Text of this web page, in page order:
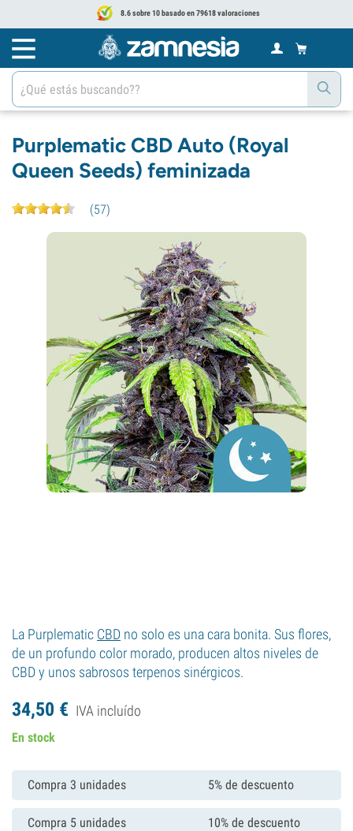
8.6 sobre 10 basado en 79618 valoraciones
Purplematic CBD Auto (Royal
Queen Seeds) feminizada
(57)
La Purplematic CBD no solo es una cara bonita. Sus flores,
de un profundo color morado, producen altos niveles de
CBD y unos sabrosos terpenos sinérgicos.
34,50 € IVA incluído
En stock
Compra 3 unidades 5% de descuento
Compra 5 unidades 10% de descuento